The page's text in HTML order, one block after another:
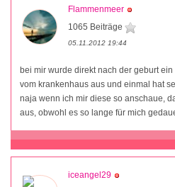
Flammenmeer
1065 Beiträge
05.11.2012 19:44
bei mir wurde direkt nach der geburt
vom krankenhaus aus und einmal hat
naja wenn ich mir diese so anschaue,
aus, obwohl es so lange für mich
iceangel29